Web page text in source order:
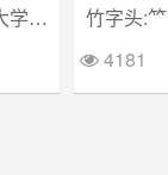
【置顶】2023全国大学生第12届海洋文化创意设计大赛
竹字头:
4181